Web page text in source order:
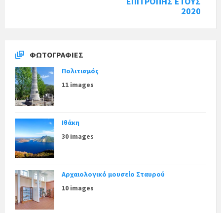
2020
ΦΩΤΟΓΡΑΦΊΕΣ
Πολιτισμός
11 images
Ιθάκη
30 images
Αρχαιολογικό μουσείο Σταυρού
10 images